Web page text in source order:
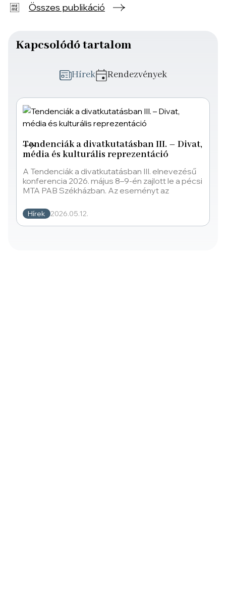
Összes publikáció
Kapcsolódó tartalom
Hírek Rendezvények
Tendenciák a divatkutatásban III. – Divat,
média és kulturális reprezentáció
A Tendenciák a divatkutatásban III. elnevezésű
konferencia 2026. május 8–9-én zajlott le a pécsi
MTA PAB Székházban. Az eseményt az
Hírek 2026.05.12.